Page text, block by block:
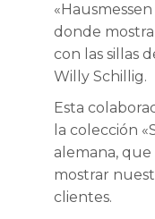
donde
con las sillas
Willy Schillig.
Esta
la colección
alemana, que
mostrar
clientes.